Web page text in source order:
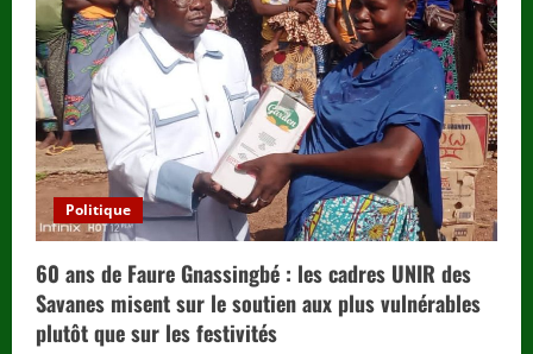
Politique
60 ans de Faure Gnassingbé : les cadres UNIR des
Savanes misent sur le soutien aux plus vulnérables
plutôt que sur les festivités